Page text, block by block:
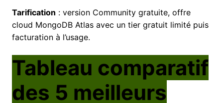
Tarification : version Community gratuite, offre
cloud MongoDB Atlas avec un tier gratuit limité puis
facturation à l’usage.
Tableau comparatif
des 5 meilleurs